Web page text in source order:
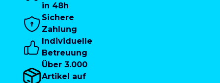
in 48h
Sichere
Zahlung
Individuelle
Betreuung
Über 3.000
Artikel auf